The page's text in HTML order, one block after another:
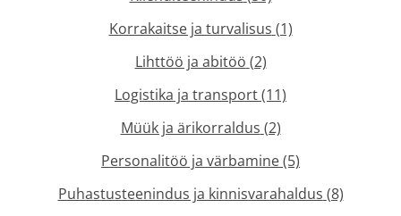
Korrakaitse ja turvalisus (1)
Lihttöö ja abitöö (2)
Logistika ja transport(11)
Müük ja ärikorraldus (2)
Personalitöö ja värbamine(5)
Puhastusteenindus ja kinnisvarahaldus (8)